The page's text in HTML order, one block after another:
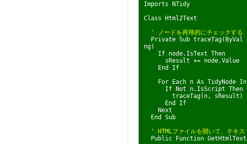
Imports NTidy
Class Html2Text
' ノードを再帰的にチェックする
Private Sub traceTag(ByVal
ng)
If node.IsText Then
sResult += node.Value
End If
For Each n As TidyNode In
If Not n.IsScript Then
traceTag(n, sResult)
End If
Next
End Sub
' HTMLファイルを開いて、テキス
Public Function